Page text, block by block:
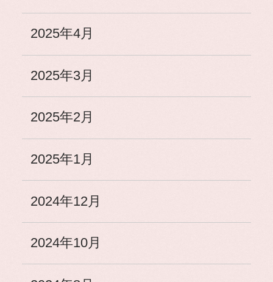
2025年4月
2025年3月
2025年2月
2025年1月
2024年12月
2024年10月